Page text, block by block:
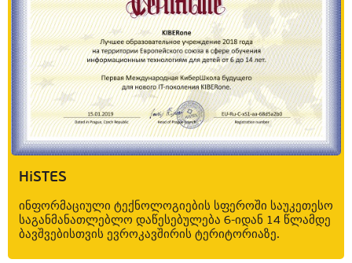
HiSTES
ინფორმაციული ტექნოლოგიების სფეროში საუკეთესო
საგანმანათლებლო დაწესებულება 6-იდან 14 წლამდე
ბავშვებისთვის ევროკავშირის ტერიტორიაზე.